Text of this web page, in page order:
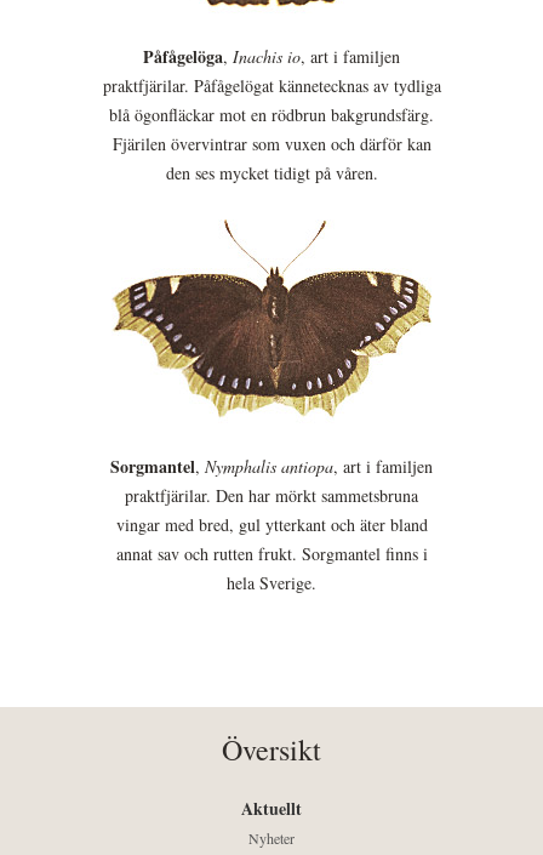
Påfågelöga, Inachis io, art i familjen
praktfjärilar. Påfågelögat kännetecknas av tydliga
blå ögonfläckar mot en rödbrun bakgrundsfärg.
Fjärilen övervintrar som vuxen och därför kan
den ses mycket tidigt på våren.
Sorgmantel, Nymphalis antiopa, art i familjen
praktfjärilar. Den har mörkt sammetsbruna
vingar med bred, gul ytterkant och äter bland
annat sav och rutten frukt. Sorgmantel finns i
hela Sverige.
Översikt
Aktuellt
Nyheter